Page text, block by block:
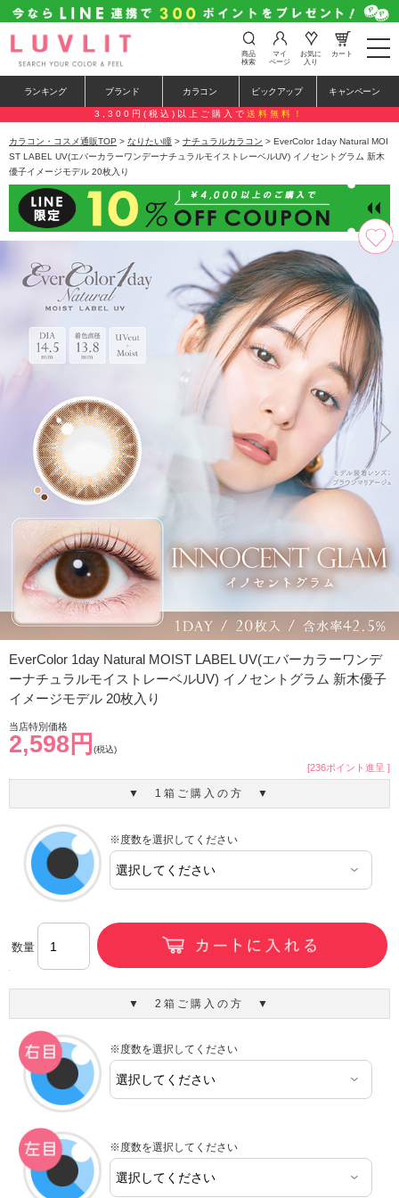
t
o
e
n
a
v
i
t
i
o
n
商品
検索
マイ
ページ
お気に
入り
カート
ランキング ブランド カラコン ピックアップ キャンペーン
3,300円(税込)以上ご購入で 送料無料！
カラコン・コスメ通販TOP > なりたい瞳 > ナチュラルカラコン > EverColor 1day Natural MOI
ST LABEL UV(エバーカラーワンデーナチュラルモイストレーベルUV) イノセントグラム 新木
優子イメージモデル 20枚入り
EverColor 1day Natural MOIST LABEL UV(エバーカラーワンデ
ーナチュラルモイストレーベルUV) イノセントグラム 新木優子
イメージモデル 20枚入り
当店特別価格
2,598円 (税込)
[236ポイント進呈 ]
▼ 1箱ご購入の方 ▼
※度数を選択してください
数量
▼ 2箱ご購入の方 ▼
※度数を選択してください
※度数を選択してください